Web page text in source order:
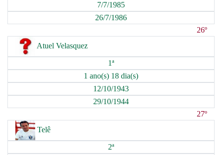
7/7/1985
26/7/1986
26º
Atuel Velasquez
1ª
1 ano(s) 18 dia(s)
12/10/1943
29/10/1944
27º
Telê
2ª